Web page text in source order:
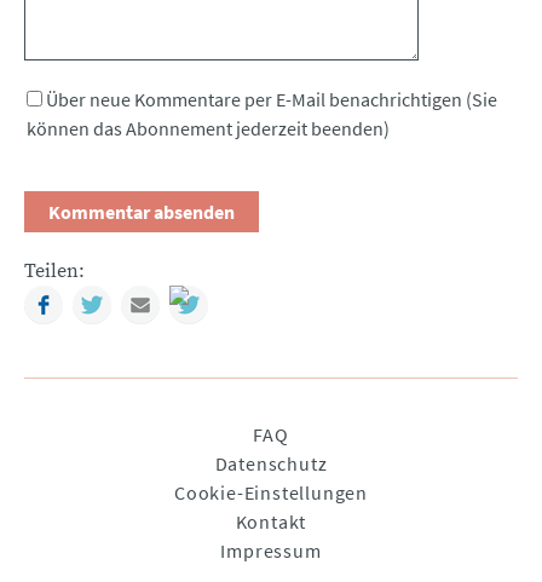
Über neue Kommentare per E-Mail benachrichtigen (Sie
können das Abonnement jederzeit beenden)
Teilen:
FacebookTwitterMail
FAQ
Datenschutz
Cookie-Einstellungen
Kontakt
Impressum